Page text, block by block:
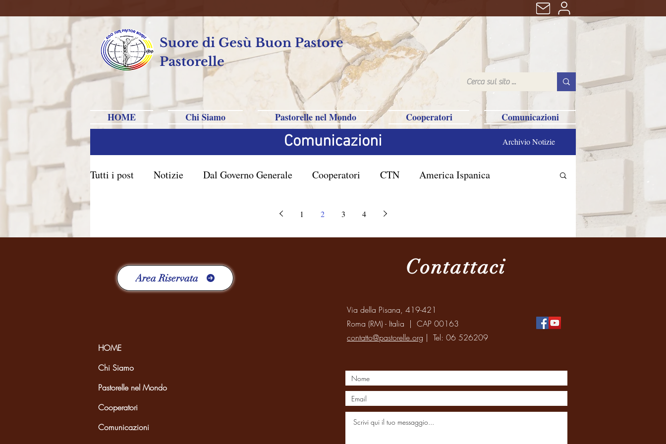
Suore di Gesù Buon Pastore
Pastorelle
HOME Chi Siamo Pastorelle nel Mondo Cooperatori Comunicazioni
Archivio Notizie
Comunicazioni
Tutti i post Notizie Dal Governo Generale Cooperatori CTN America Ispanica
Brasile San Paolo Filippine-Australia-Saipan-Taiwan
1 2 3 4
Area Riservata
HOME
Chi Siamo
Pastorelle nel Mondo
Cooperatori
Comunicazioni
Contattaci
Via della Pisana, 419-421
Roma (RM) - Italia | CAP 00163
contatto@pastorelle.org | Tel: 06 526209